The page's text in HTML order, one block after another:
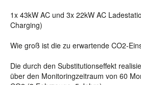
1x 43kW AC und 3x 22kW AC
Charging)
Wie groß ist die zu erwartende CO2-
Die durch den Substitutionseffekt
über den Monitoringzeitraum von 60